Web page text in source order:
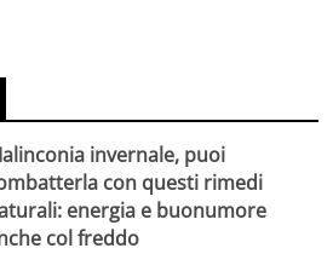
invernale, puoi
con questi rimedi
energia e buonumore
col freddo